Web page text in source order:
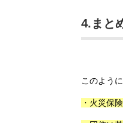
4.まと
このよう
・火災保